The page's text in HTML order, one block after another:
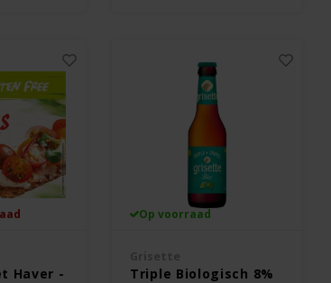
Haver -
Op voorraad
Triple Biologisch 8%